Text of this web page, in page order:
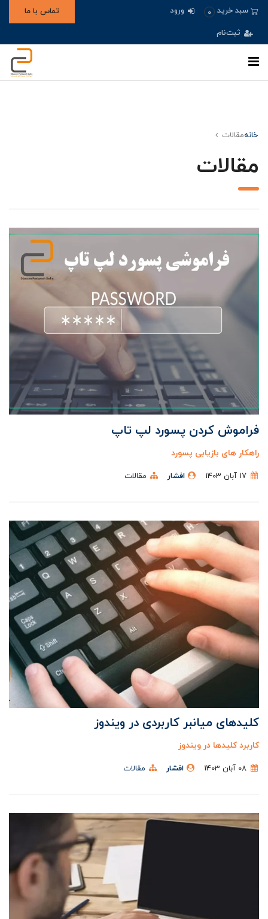
سبد خرید 0 ورود
ثبت‌نام
تماس با ما
خانهمقالات
مقالات
فراموش کردن پسورد لپ تاپ
راهکار های بازیابی پسورد
افشار مقالات
کلیدهای میانبر کاربردی در ویندوز
کاربرد کلیدها در ویندوز
افشار مقالات